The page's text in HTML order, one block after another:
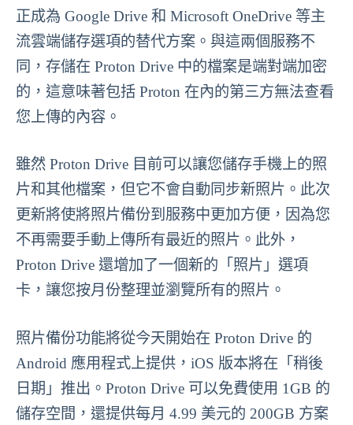
正成為 Google Drive 和 Microsoft OneDrive 等主
流雲端儲存選項的替代方案。與這兩個服務不
同，存儲在 Proton Drive 中的檔案是端對端加密
的，這意味著包括 Proton 在內的第三方無法查看
您上傳的內容。
雖然 Proton Drive 目前可以讓您儲存手機上的照
片和其他檔案，但它不會自動同步新照片。此次
更新將使將照片備份到服務中更加方便，因為您
不再需要手動上傳所有最近的照片。此外，
Proton Drive 還增加了一個新的「照片」選項
卡，讓您按月份整理並瀏覽所有的照片。
照片備份功能將從今天開始在 Proton Drive 的
Android 應用程式上提供，iOS 版本將在「稍後
日期」推出。Proton Drive 可以免費使用 1GB 的
儲存空間，還提供每月 4.99 美元的 200GB 方案